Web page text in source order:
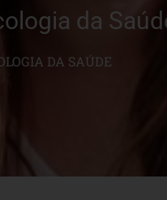
da
DA SAÚDE